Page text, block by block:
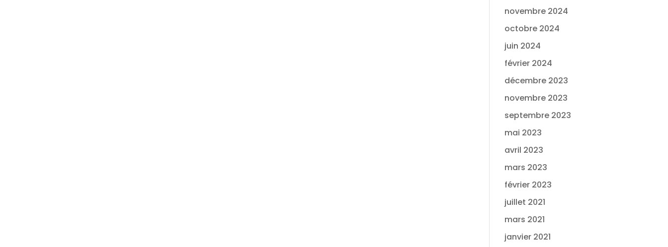
novembre 2024
octobre 2024
juin 2024
février 2024
décembre 2023
novembre 2023
septembre 2023
mai 2023
avril 2023
mars 2023
février 2023
juillet 2021
mars 2021
janvier 2021